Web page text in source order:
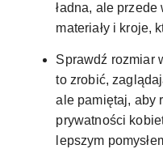
ładna, ale
materiały i kroje,
Sprawdź rozmiar
to zrobić,
ale pamiętaj, aby
prywatności
lepszym